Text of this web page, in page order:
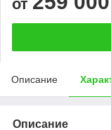
от
Описание
Описание